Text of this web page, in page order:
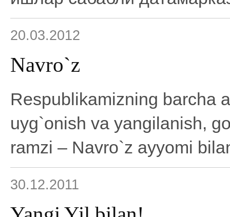
20.03.2012
Navro`z
Respublikamizning barcha
uyg`onish va yangilanish,
ramzi – Navro`z ayyomi
30.12.2011